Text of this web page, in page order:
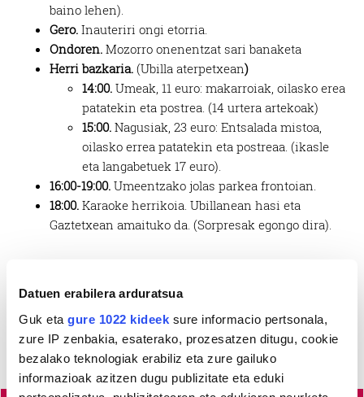
Datuen erabilera arduratsua
Guk eta gure 1022 kideek sure informacio pertsonala,
zure IP zenbakia, esaterako, prozesatzen ditugu, cookie
bezalako teknologiak erabiliz eta zure gailuko
informazioak azitzen dugu publizitate eta eduki
baino lehen).
Gero. Inauteriri ongi etorria.
Ondoren. Mozorro onenentzat sari banaketa
Herri bazkaria.(Ubilla aterpetxean)
14:00. Umeak, 11 euro: makarroiak, oilasko erea
patatekin eta postrea. (14 urtera artekoak)
15:00. Nagusiak, 23 euro: Entsalada mistoa,
oilasko errea patatekin eta postreaa. (ikasle
eta langabetuek 17 euro).
16:00-19:00. Umeentzako jolas parkea frontoian.
18:00. Karaoke herrikoia. Ubillanean hasi eta
Gaztetxean amaituko da. (Sorpresak egongo dira).